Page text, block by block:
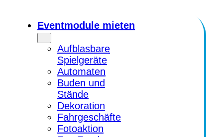
Eventmodule mieten
Aufblasbare
Spielgeräte
Automaten
Buden und
Stände
Dekoration
Fahrgeschäfte
Fotoaktion